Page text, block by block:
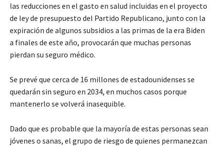
las reducciones en el gasto en salud incluidas en el proyecto
de ley de presupuesto del Partido Republicano, junto con la
expiración de algunos subsidios a las primas de la era Biden
a finales de este año, provocarán que muchas personas
pierdan su seguro médico.
Se prevé que cerca de 16 millones de estadounidenses se
quedarán sin seguro en 2034, en muchos casos porque
mantenerlo se volverá inasequible.
Dado que es probable que la mayoría de estas personas sean
jóvenes o sanas, el grupo de riesgo de quienes permanezcan